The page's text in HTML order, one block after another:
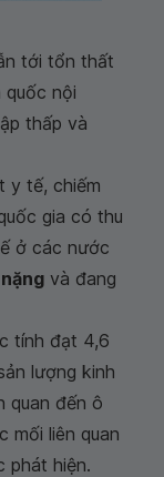
tới tổn thất
quốc nội
thấp và
y tế, chiếm
gia có thu
ở các nước
và đang
tính đạt 4,6
lượng kinh
quan đến ô
mối liên quan
phát hiện.